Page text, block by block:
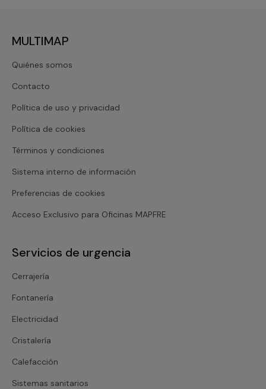
MULTIMAP
Quiénes somos
Contacto
Política de uso y privacidad
Política de cookies
Términos y condiciones
Sistema interno de información
Preferencias de cookies
Acceso Exclusivo para Oficinas MAPFRE
Servicios de urgencia
Cerrajería
Fontanería
Electricidad
Cristalería
Calefacción
Sistemas sanitarios